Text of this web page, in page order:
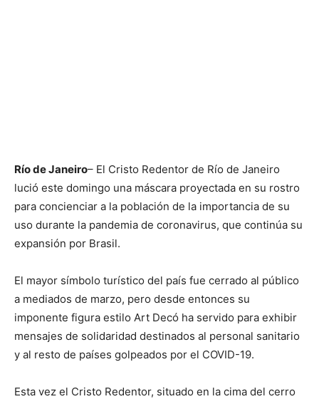
Río de Janeiro– El Cristo Redentor de Río de Janeiro
lució este domingo una máscara proyectada en su rostro
para concienciar a la población de la importancia de su
uso durante la pandemia de coronavirus, que continúa su
expansión por Brasil.
El mayor símbolo turístico del país fue cerrado al público
a mediados de marzo, pero desde entonces su
imponente figura estilo Art Decó ha servido para exhibir
mensajes de solidaridad destinados al personal sanitario
y al resto de países golpeados por el COVID-19.
Esta vez el Cristo Redentor, situado en la cima del cerro